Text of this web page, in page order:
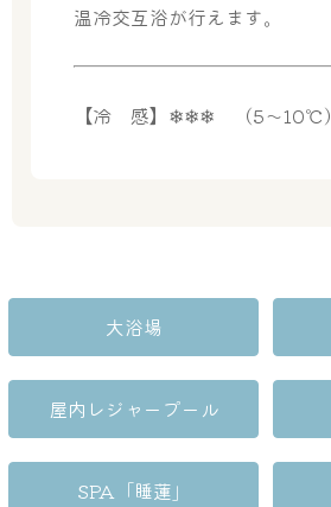
大浴場
温冷交互浴が行えます。
【冷 感】❄❄❄ （5～10℃）
大浴場
屋内レジャープール
SPA「睡蓮」